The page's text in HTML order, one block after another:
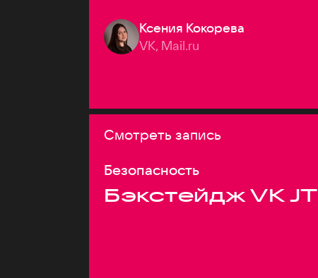
Ксения Кокорева
VK, Mail.ru
Смотреть запись
Безопасность
Бэкстейдж VK JT